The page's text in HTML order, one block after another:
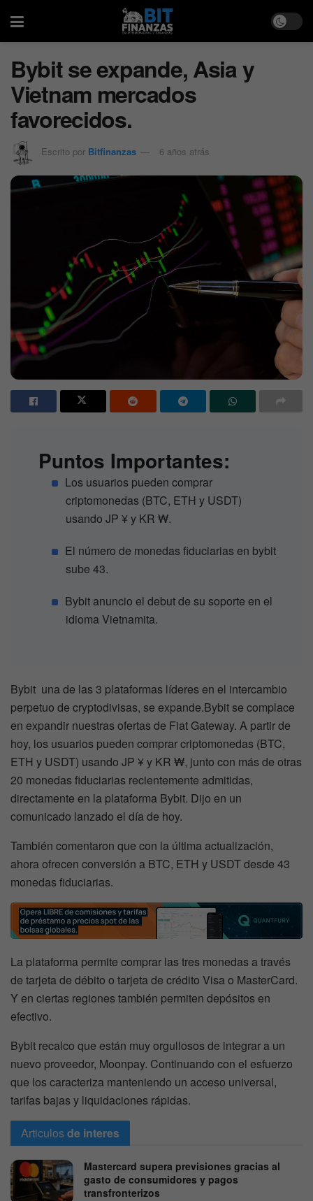
Bybit se expande, Asia y
Vietnam mercados
favorecidos.
Escrito por Bitfinanzas 6 años atrás
Puntos Importantes:
Los usuarios pueden comprar
criptomonedas (BTC, ETH y USDT)
usando JP ¥ y KR ₩.
El número de monedas fiduciarias en bybit
sube 43.
Bybit anuncio el debut de su soporte en el
idioma Vietnamita.
Bybit una de las 3 plataformas líderes en el intercambio
perpetuo de cryptodivisas, se expande.Bybit se complace
en expandir nuestras ofertas de Fiat Gateway. A partir de
hoy, los usuarios pueden comprar criptomonedas (BTC,
ETH y USDT) usando JP ¥ y KR ₩, junto con más de otras
20 monedas fiduciarias recientemente admitidas,
directamente en la plataforma Bybit. Dijo en un
comunicado lanzado el día de hoy.
También comentaron que con la última actualización,
ahora ofrecen conversión a BTC, ETH y USDT desde 43
monedas fiduciarias.
La plataforma permite comprar las tres monedas a través
de tarjeta de débito o tarjeta de crédito Visa o MasterCard.
Y en ciertas regiones también permiten depósitos en
efectivo.
Bybit recalco que están muy orgullosos de integrar a un
nuevo proveedor, Moonpay. Continuando con el esfuerzo
que los caracteriza manteniendo un acceso universal,
tarifas bajas y liquidaciones rápidas.
Articulosde interes
Mastercard supera previsiones gracias al
gasto de consumidores y pagos
transfronterizos